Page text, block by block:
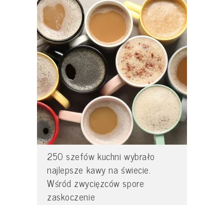
250 szefów kuchni wybrało
najlepsze kawy na świecie.
Wśród zwycięzców spore
zaskoczenie